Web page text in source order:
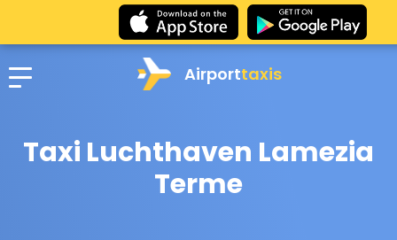
Airporttaxis
Taxi Luchthaven Lamezia
Terme